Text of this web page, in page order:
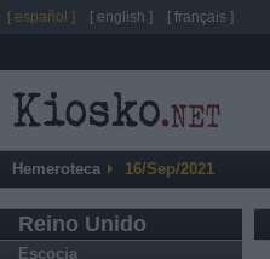
Hemeroteca 16/Sep/2021
Reino Unido
Escocia
[ español ] [ english ] [ français ]